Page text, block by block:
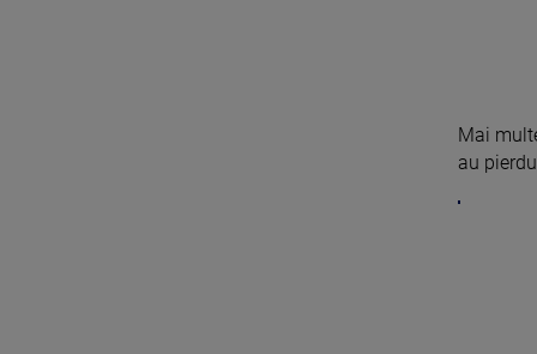
Mai
au